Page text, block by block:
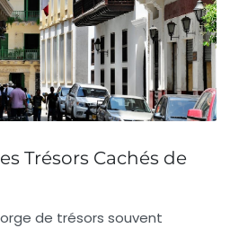
Trésors Cachés de
de trésors souvent